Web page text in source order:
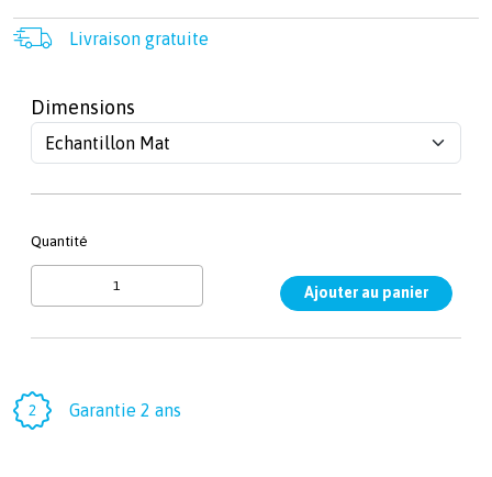
Livraison gratuite
Dimensions
Quantité
Garantie 2 ans